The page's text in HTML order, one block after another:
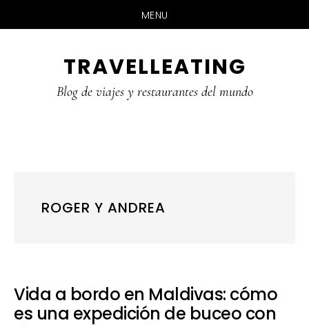
MENU
TRAVELLEATING
Blog de viajes y restaurantes del mundo
ROGER Y ANDREA
Vida a bordo en Maldivas: cómo
es una expedición de buceo con